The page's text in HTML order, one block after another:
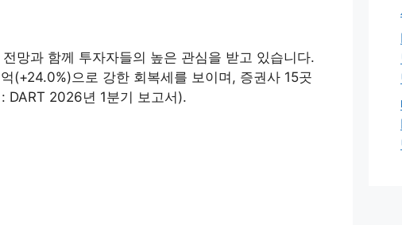
망과 함께 투자자들의 높은 관심을 받고 있습니다.
(+24.0%)으로 강한 회복세를 보이며, 증권사 15곳
DART 2026년 1분기 보고서).